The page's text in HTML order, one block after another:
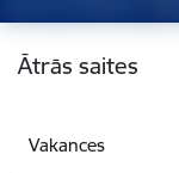
Kājene
Ātrās saites
Vakances